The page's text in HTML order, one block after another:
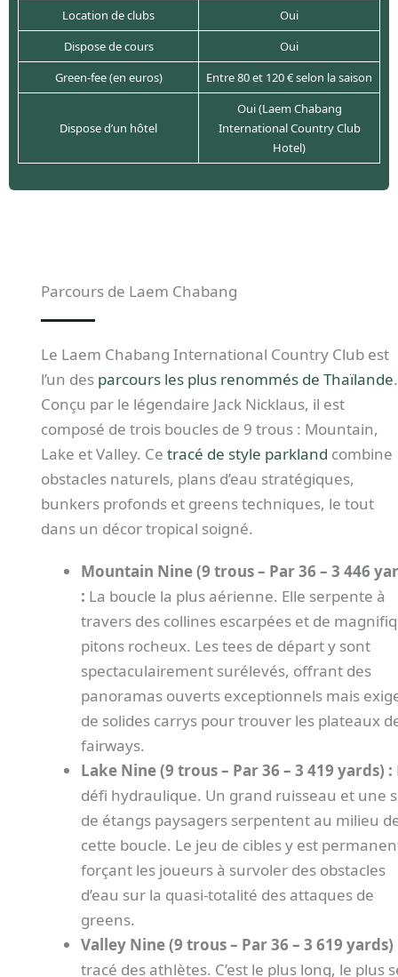
Location de clubs
Oui
Dispose de cours
Oui
Green-fee (en euros)
Entre 80 et 120 € selon la saison
Dispose d’un hôtel
Oui (Laem Chabang
International Country Club
Hotel)
Parcours de Laem Chabang
Le Laem Chabang International Country Club est
l’un des parcours les plus renommés de Thaïlande.
Conçu par le légendaire Jack Nicklaus, il est
composé de trois boucles de 9 trous : Mountain,
Lake et Valley. Ce tracé de style parkland combine
obstacles naturels, plans d’eau stratégiques,
bunkers profonds et greens techniques, le tout
dans un décor tropical soigné.
Mountain Nine (9 trous – Par 36 – 3 446
: La boucle la plus aérienne. Elle serpente à
travers des collines escarpées et de
pitons rocheux. Les tees de départ y sont
spectaculairement surélevés, offrant des
panoramas ouverts exceptionnels mais
de solides carrys pour trouver les plateaux
fairways.
Lake Nine (9 trous – Par 36 – 3 419 yards) :
défi hydraulique. Un grand ruisseau et une
de étangs paysagers serpentent au milieu
cette boucle. Le jeu de cibles y est
forçant les joueurs à survoler des obstacles
d’eau sur la quasi-totalité des attaques de
greens.
Valley Nine (9 trous – Par 36 – 3 619 yards)
tracé des athlètes. C’est le plus long, le plus